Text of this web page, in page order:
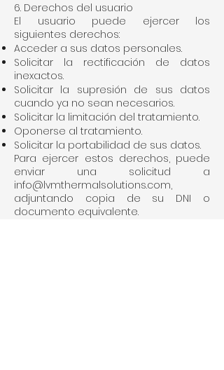
6. Derechos del usuario
El usuario puede ejercer los
siguientes derechos:
Acceder a sus datos personales.
Solicitar la rectificación de datos
inexactos.
Solicitar la supresión de sus datos
cuando ya no sean necesarios.
Solicitar la limitación del tratamiento.
Oponerse al tratamiento.
Solicitar la portabilidad de sus datos.
Para ejercer estos derechos, puede
enviar una solicitud a
info@lvmthermalsolutions.com,
adjuntando copia de su DNI o
documento equivalente.